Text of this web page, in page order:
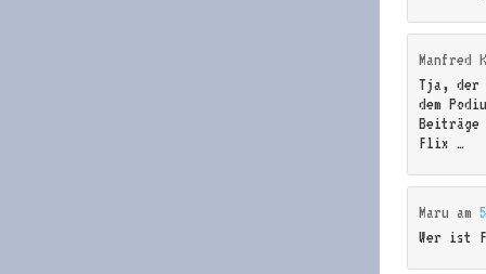
Manfred
Tja, der
dem
Flix …
Maru am
Wer ist